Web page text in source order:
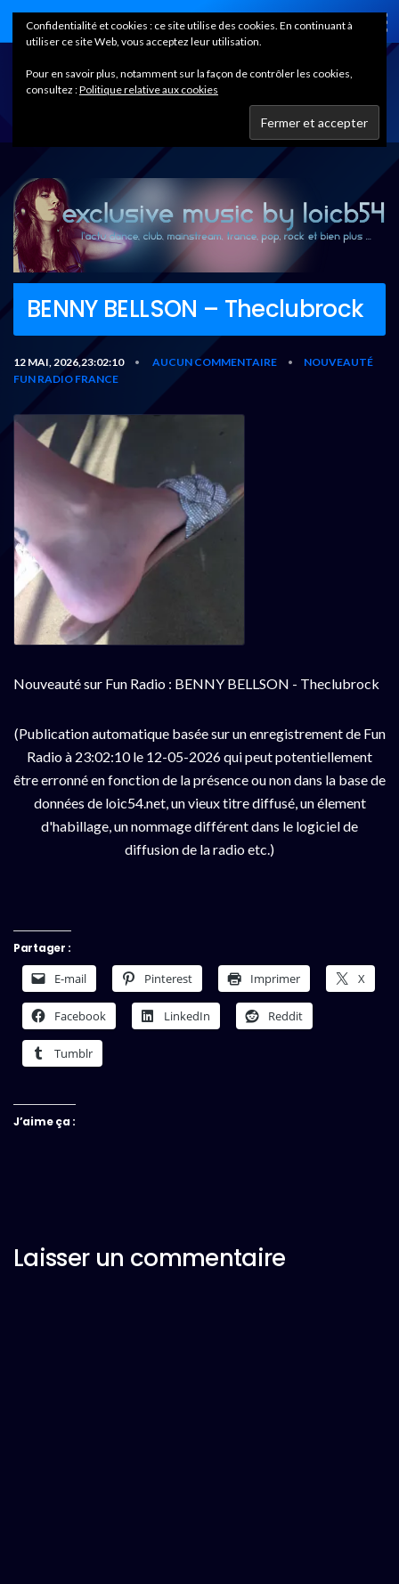
Home
BENNY BELLSON – Theclubrock
12 MAI, 2026,23:02:10 • AUCUN COMMENTAIRE •
NOUVEAUTÉ
FUN RADIO FRANCE
Nouveauté sur Fun Radio : BENNY BELLSON - Theclubrock
(Publication automatique basée sur un enregistrement de Fun
Radio à 23:02:10 le 12-05-2026 qui peut potentiellement
être erronné en fonction de la présence ou non dans la base de
données de loic54.net, un vieux titre diffusé, un élement
d'habillage, un nommage différent dans le logiciel de
diffusion de la radio etc.)
Partager :
E-mail Pinterest Imprimer X
Facebook LinkedIn Reddit
Tumblr
J’aime ça :
Laisser un commentaire
Confidentialité et cookies : ce site utilise des cookies. En continuant à
utiliser ce site Web, vous acceptez leur utilisation.
Pour en savoir plus, notamment sur la façon de contrôler les cookies,
consultez :Politique relative aux cookies